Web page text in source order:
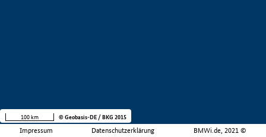
Impressum Datenschutzerklärung BMWi.de, 2021 ©
100 km © Geobasis-DE / BKG 2015